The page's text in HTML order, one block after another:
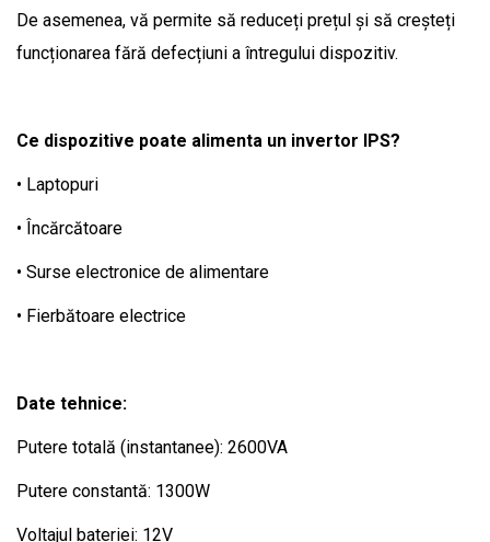
De asemenea, vă permite să reduceți prețul și să creșteți
funcționarea fără defecțiuni a întregului dispozitiv.
Ce dispozitive poate alimenta un invertor IPS?
• Laptopuri
• Încărcătoare
• Surse electronice de alimentare
• Fierbătoare electrice
Date tehnice:
Putere totală (instantanee): 2600VA
Putere constantă: 1300W
Voltajul bateriei: 12V